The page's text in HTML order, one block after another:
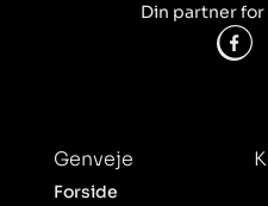
Din partner
Genveje
Forside